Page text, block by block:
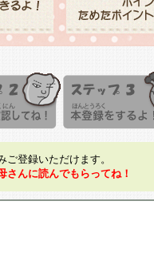
登録いただけます。
んに読んでもらってね！